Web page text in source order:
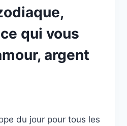
qui vous
argent
du jour pour tous les